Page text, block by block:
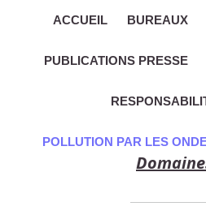
ACCUEIL BUREAUX
PUBLICATIONS PRESSE
POLLUTION PAR LES